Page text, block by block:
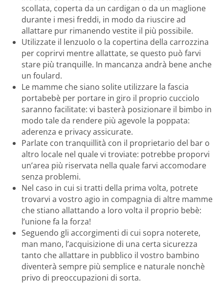
scollata, coperta da un cardigan o da un maglione
durante i mesi freddi, in modo da riuscire ad
allattare pur rimanendo vestite il più possibile.
Utilizzate il lenzuolo o la copertina della carrozzina
per coprirvi mentre allattate, se questo può farvi
stare più tranquille. In mancanza andrà bene anche
un foulard.
Le mamme che siano solite utilizzare la fascia
portabebè per portare in giro il proprio cucciolo
saranno facilitate: vi basterà posizionare il bimbo in
modo tale da rendere più agevole la poppata:
aderenza e privacy assicurate.
Parlate con tranquillità con il proprietario del bar o
altro locale nel quale vi troviate: potrebbe proporvi
un’area più riservata nella quale farvi accomodare
senza problemi.
Nel caso in cui si tratti della prima volta, potrete
trovarvi a vostro agio in compagnia di altre mamme
che stiano allattando a loro volta il proprio bebè:
l’unione fa la forza!
Seguendo gli accorgimenti di cui sopra noterete,
man mano, l’acquisizione di una certa sicurezza
tanto che allattare in pubblico il vostro bambino
diventerà sempre più semplice e naturale nonchè
privo di preoccupazioni di sorta.